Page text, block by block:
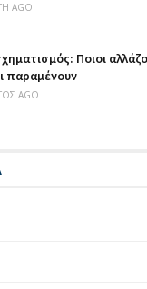
AGO
Ποιοι
παραμένουν
AGO